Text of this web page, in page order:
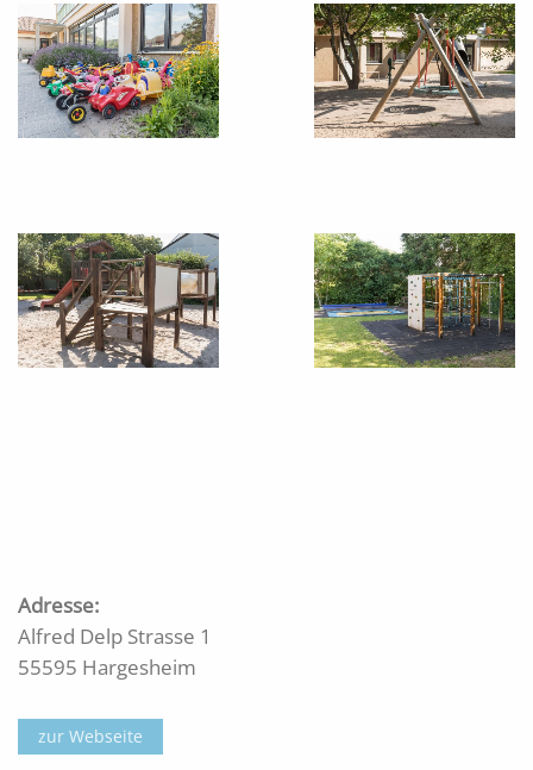
Adresse:
Alfred Delp Strasse 1
55595 Hargesheim
zur Webseite